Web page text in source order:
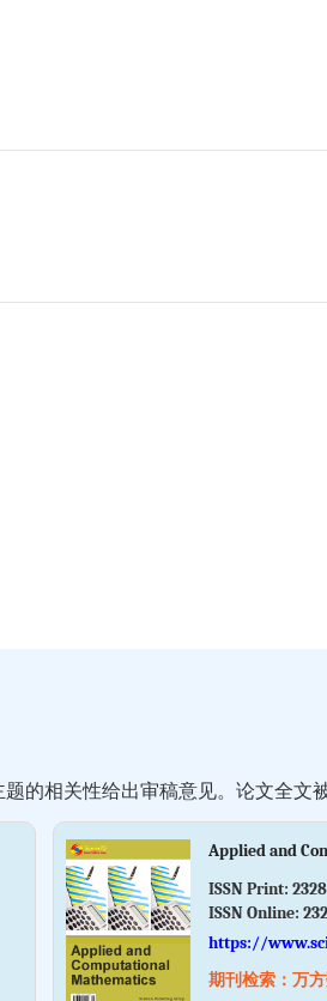
的相关性给出审稿意见。论文全文
Applied and
ISSN Print:
ISSN Online:
https://
期刊检索：万